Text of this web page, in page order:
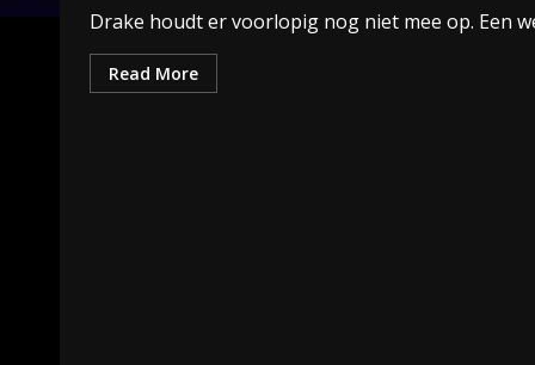
Drake houdt er voorlopig nog niet mee op. Een
Read More